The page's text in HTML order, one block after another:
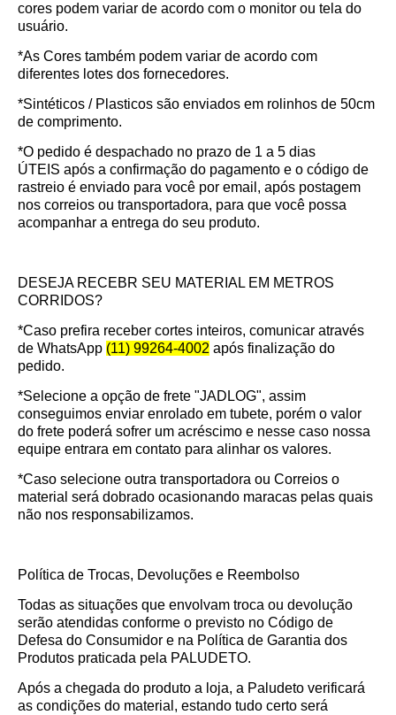
cores podem variar de acordo com o monitor ou tela do
usuário.
*As Cores também podem variar de acordo com
diferentes lotes dos fornecedores.
*Sintéticos / Plasticos são enviados em rolinhos de 50cm
de comprimento.
*O pedido é despachado no prazo de 1 a 5 dias
ÚTEIS após a confirmação do pagamento e o código de
rastreio é enviado para você por email, após postagem
nos correios ou transportadora, para que você possa
acompanhar a entrega do seu produto.
DESEJA RECEBR SEU MATERIAL EM METROS
CORRIDOS?
*Caso prefira receber cortes inteiros, comunicar através
de WhatsApp (11) 99264-4002 após finalização do
pedido.
*Selecione a opção de frete "JADLOG", assim
conseguimos enviar enrolado em tubete, porém o valor
do frete poderá sofrer um acréscimo e nesse caso nossa
equipe entrara em contato para alinhar os valores.
*Caso selecione outra transportadora ou Correios o
material será dobrado ocasionando maracas pelas quais
não nos responsabilizamos.
Política de Trocas, Devoluções e Reembolso
Todas as situações que envolvam troca ou devolução
serão atendidas conforme o previsto no Código de
Defesa do Consumidor e na Política de Garantia dos
Produtos praticada pela PALUDETO.
Após a chegada do produto a loja, a Paludeto verificará
as condições do material, estando tudo certo será